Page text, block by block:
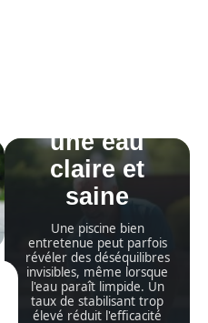
une eau
claire et
saine
Une piscine bien
entretenue peut parfois
révéler des déséquilibres
invisibles, même lorsque
l'eau paraît limpide. Un
taux de stabilisant trop
élevé réduit l'efficacité